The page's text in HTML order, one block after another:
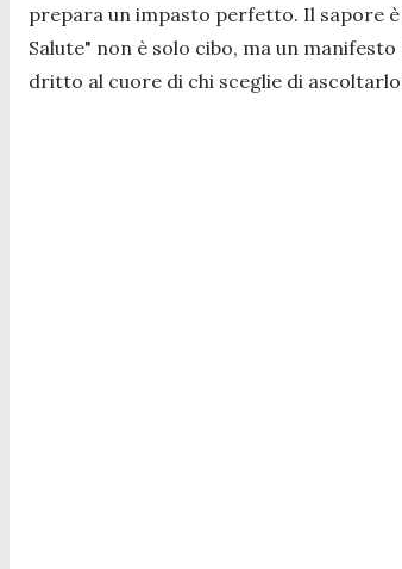
prepara un impasto perfetto. Il sapore è
Salute" non è solo cibo, ma un
dritto al cuore di chi sceglie di